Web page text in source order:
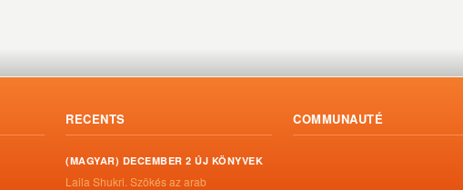
RECENTS
(MAGYAR) DECEMBER 2 ÚJ KÖNYVEK
Laila Shukri. Szökés ​az arab
COMMUNAUTÉ